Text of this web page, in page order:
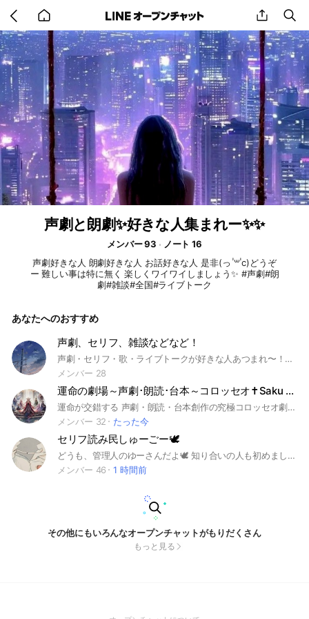
back
to
home
share
声劇と朗劇✨好きな人集まれー✨✨
メンバー 93
ノート 16
声劇好きな人 朗劇好きな人 お話好きな人 是非‪(っ ॑꒳ ॑c)どうぞ
ー 難しい事は特に無く 楽しくワイワイしましょう✨ #声劇#朗
劇#雑談#全国#ライブトーク
あなたへのおすすめ
声劇、セリフ、雑談などなど！
声劇・セリフ・歌・ライブトークが好きな人あつまれ〜！🎭🎤 管理人のいとです！ 初心者さんも大歓迎！みんなでゆるく楽しく声で遊ぼう✨ 「セリフ読んでみたい！」「歌ってみたい！」「ライブトークしてみたい！」 そんな人も気軽にどうぞ〜！初心者大歓迎！聞き専もOK！ちなみに主も初心者です！ みんなが安心して楽しめる場所にしたいので、これだけお願いします👇 ・荒らしはNG ・書記アイコンはNG ・実写アイコンもNG ・誹謗中傷や迷惑行為は禁止 ルールを守って、楽しく声で遊ぼう〜！ 気軽に参加してね！✨ ＃セリフ ＃声劇 ＃雑談 ＃暇
メンバー 28
運命の劇場～声劇･朗読･台本～コロッセオ‪✝︎Saku Luciferがおくる映画的ヴィジョン劇
運命が交錯する 声劇・朗読・台本創作の究極コロッセオ劇場、 魂震わす舞台と宿命の競演今ここに開幕せよ！！ 当方はギタリスト故いきなり演奏する事もあります。 映画のようなヴィジョンを見せつけるかのような劇をする！ 声劇･朗読の為の部屋 台本や小道具関係、音楽やイラスト、AIの活用、初心者、聞き専も大歓迎 #声劇#朗読#台本#演奏#演劇#映画#洋画#大衆演劇#邦画#ギター#初心者#リスナー#聞き専#AI#二次創作#ライブトーク#音楽#ゲーム#アニメ#ドラマ#歴史# 気軽によろしくお願いします
メンバー 32
たった今
セリフ読み民しゅーごー🕊
どうも、管理人のゆーさんだよ🕊 知り合いの人も初めましての方もいらっしゃい ここですることはセリフ読み、お歌、ライブトーク！ セリフ読みたい！自分が書いたセリフ誰かに読んでもらいたい！ そんな人達が集まってワイワイ出来たらいいなってオプチャです！ ここではみんなセリフ好きな人達、 年齢性別その全てを不問とします！ 男声、女声練習がてらセリフ読みもいいんじゃないかなー？ 楽しく！元気に！セリフ読み！
メンバー 46
1 時間前
その他にもいろんなオープンチャットがもりだくさん
もっと見る